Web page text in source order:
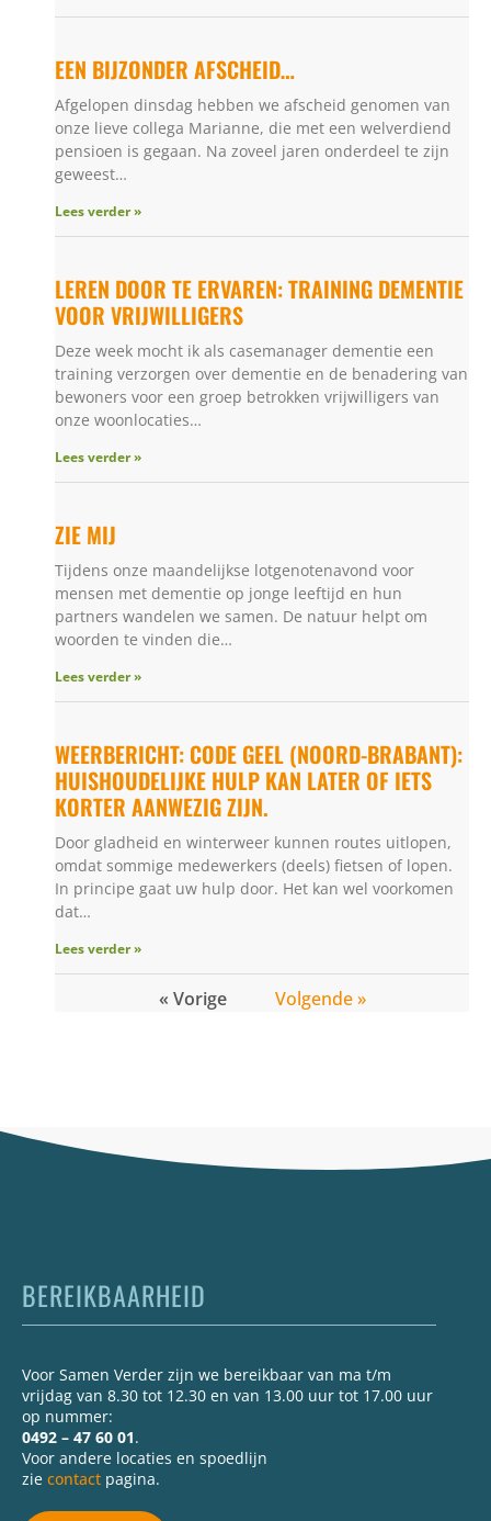
EEN BIJZONDER AFSCHEID…
Afgelopen dinsdag hebben we afscheid genomen van
onze lieve collega Marianne, die met een welverdiend
pensioen is gegaan. Na zoveel jaren onderdeel te zijn
geweest…
Lees verder »
LEREN DOOR TE ERVAREN: TRAINING DEMENTIE
VOOR VRIJWILLIGERS
Deze week mocht ik als casemanager dementie een
training verzorgen over dementie en de benadering van
bewoners voor een groep betrokken vrijwilligers van
onze woonlocaties…
Lees verder »
ZIE MIJ
Tijdens onze maandelijkse lotgenotenavond voor
mensen met dementie op jonge leeftijd en hun
partners wandelen we samen. De natuur helpt om
woorden te vinden die…
Lees verder »
WEERBERICHT: CODE GEEL (NOORD-BRABANT):
HUISHOUDELIJKE HULP KAN LATER OF IETS
KORTER AANWEZIG ZIJN.
Door gladheid en winterweer kunnen routes uitlopen,
omdat sommige medewerkers (deels) fietsen of lopen.
In principe gaat uw hulp door. Het kan wel voorkomen
dat…
Lees verder »
« Vorige Volgende »
BEREIKBAARHEID
Voor Samen Verder zijn we bereikbaar van ma t/m
vrijdag van 8.30 tot 12.30 en van 13.00 uur tot 17.00 uur
op nummer:
0492 – 47 60 01.
Voor andere locaties en spoedlijn
zie contact pagina.